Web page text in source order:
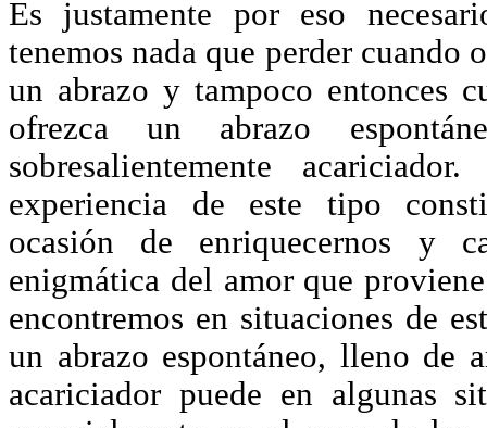
Es justamente por eso
tenemos nada que perder cuando
un abrazo y tampoco entonces
ofrezca un abrazo
sobresalientemente
experiencia de este tipo
ocasión de enriquecernos y
enigmática del amor que
encontremos en situaciones de
un abrazo espontáneo, lleno de
acariciador puede en algunas